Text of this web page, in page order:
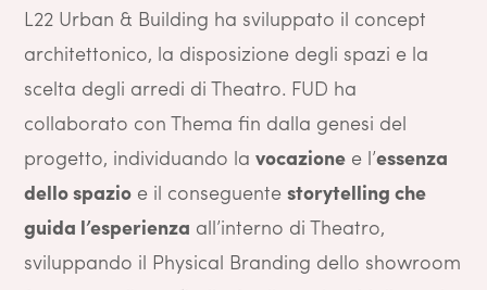
L22 Urban & Building ha sviluppato il concept
architettonico, la disposizione degli spazi e la
scelta degli arredi di Theatro. FUD ha
collaborato con Thema fin dalla genesi del
progetto, individuando la vocazionee l’essenza
dello spazioe il conseguente storytelling che
guida l’esperienza all’interno di Theatro,
sviluppando il Physical Branding dello showroom